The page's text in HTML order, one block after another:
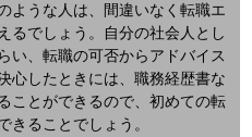
ような人は、間違いなく転職エ
るでしょう。自分の社会人とし
い、転職の可否からアドバイス
心したときには、職務経歴書な
ことができるので、初めての転
きることでしょう。